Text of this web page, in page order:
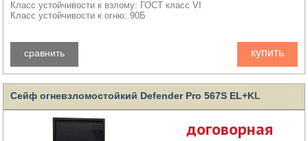
Класс устойчивости к взлому: ГОСТ класс VI
Класс устойчивости к огню: 90Б
купить
сравнить
Сейф огневзломостойкий Defender Pro 567S EL+KL
договорная